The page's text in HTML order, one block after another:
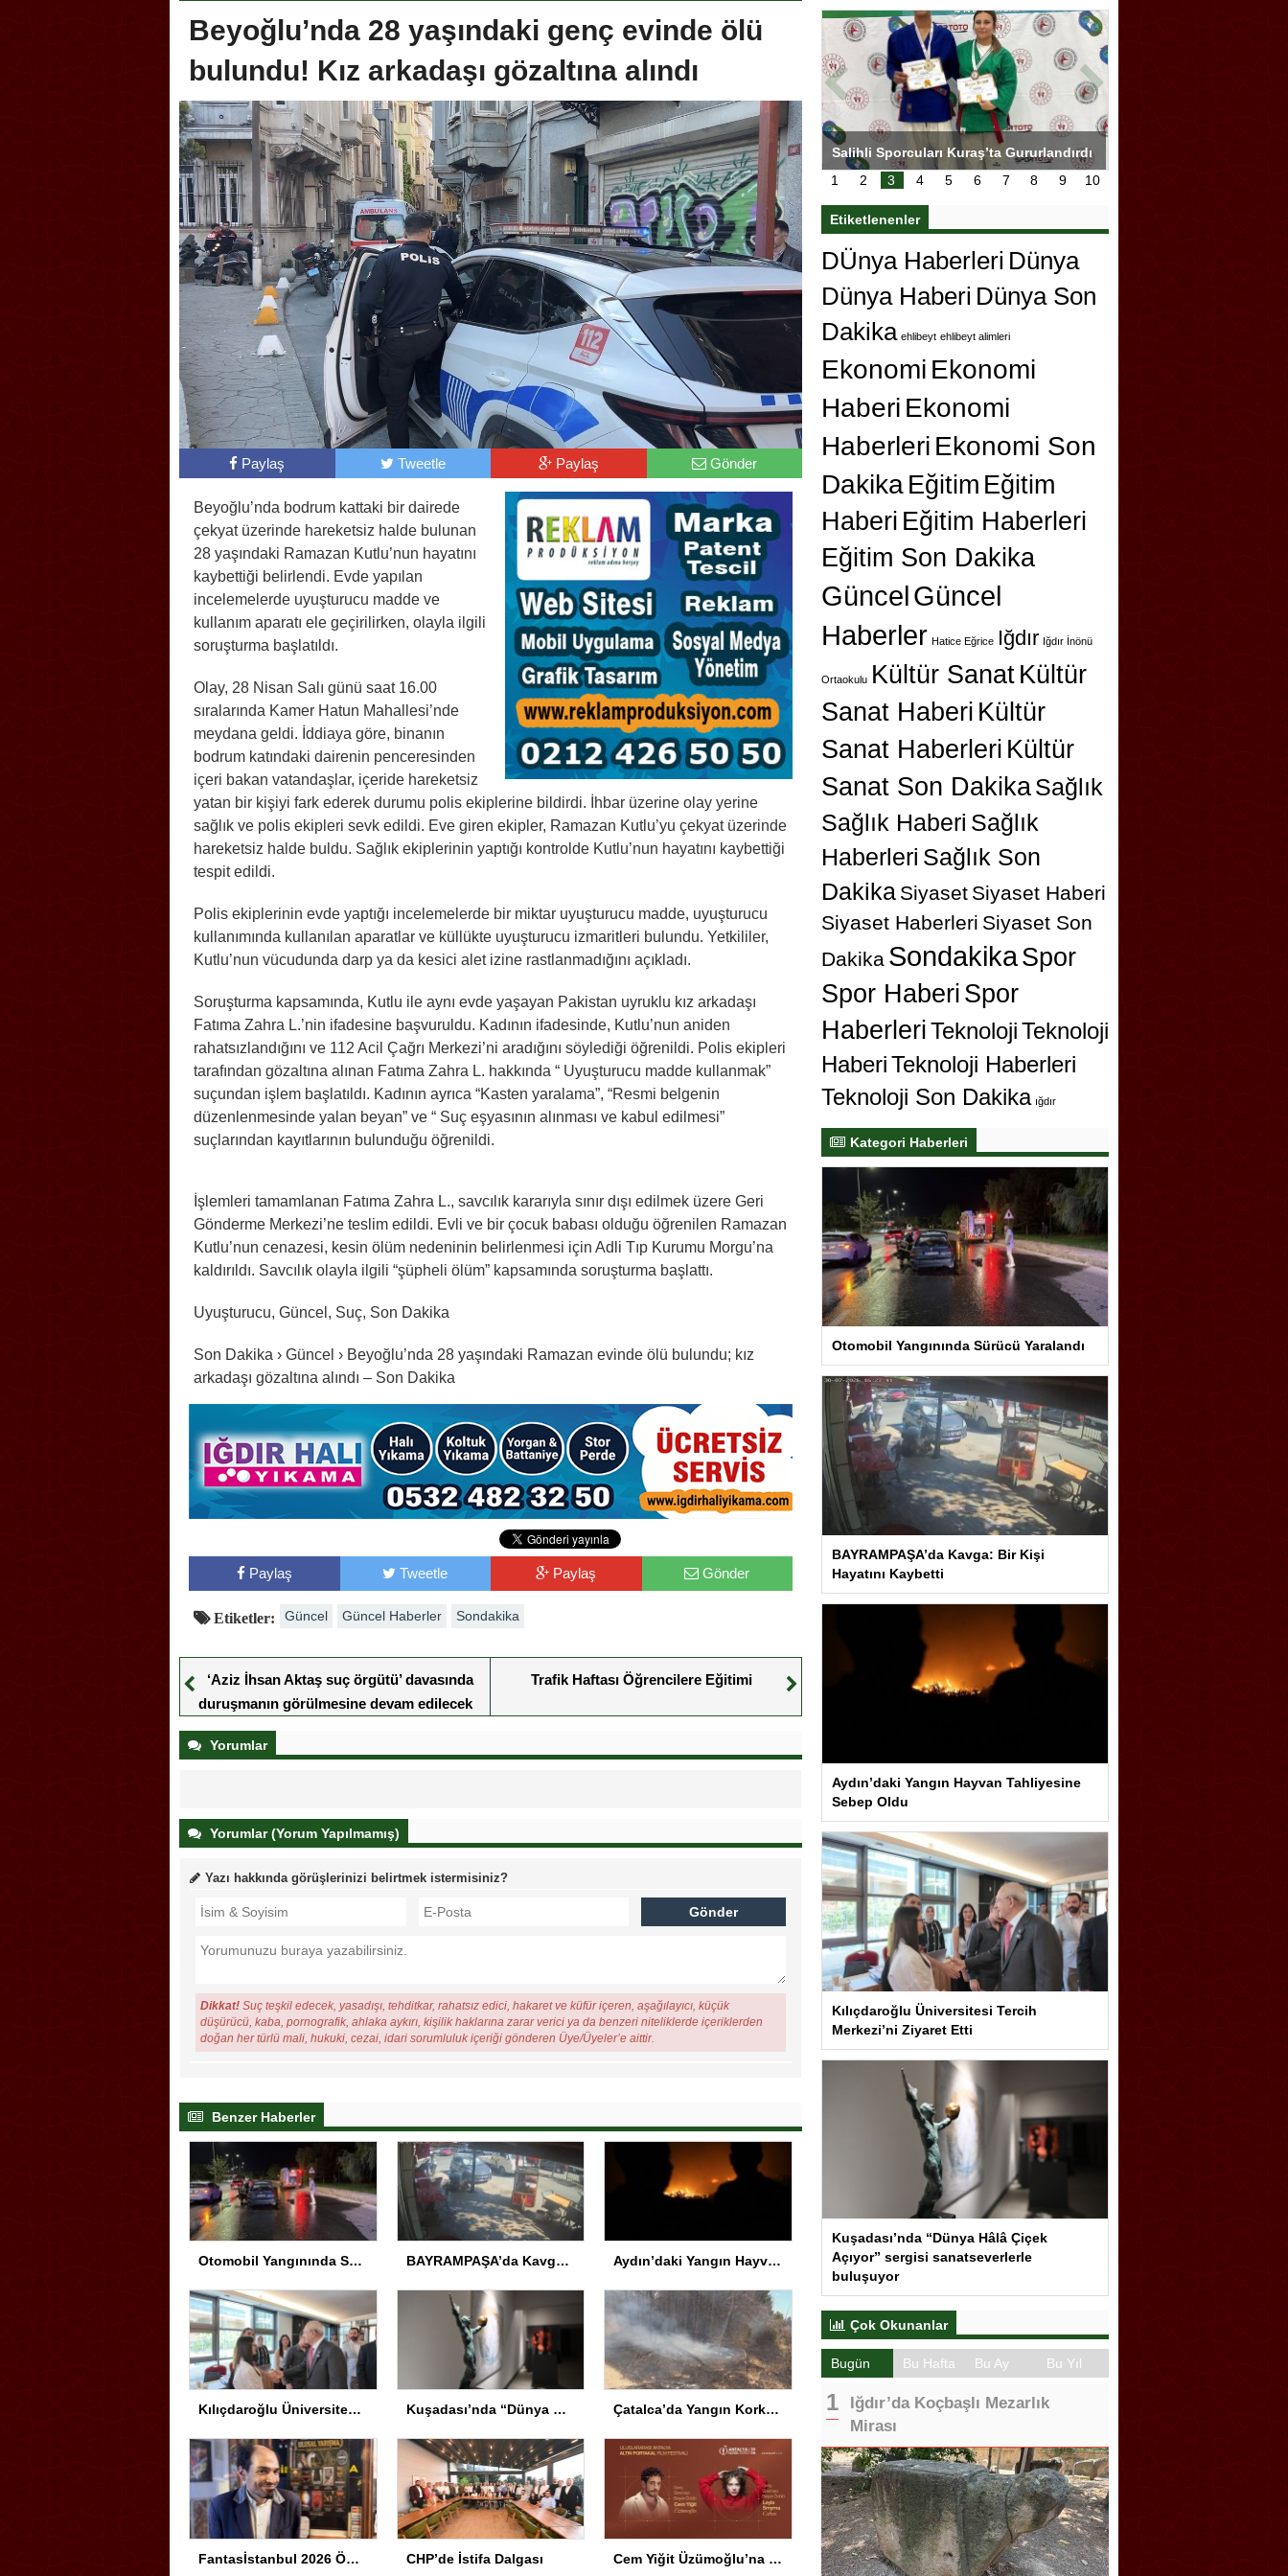
Beyoğlu’nda 28 yaşındaki genç evinde ölü
bulundu! Kız arkadaşı gözaltına alındı
Paylaş Tweetle Paylaş Gönder
Beyoğlu’nda bodrum kattaki bir dairede
çekyat üzerinde hareketsiz halde bulunan
28 yaşındaki Ramazan Kutlu’nun hayatını
kaybettiği belirlendi. Evde yapılan
incelemelerde uyuşturucu madde ve
kullanım aparatı ele geçirilirken, olayla ilgili
soruşturma başlatıldı.
Olay, 28 Nisan Salı günü saat 16.00
sıralarında Kamer Hatun Mahallesi’nde
meydana geldi. İddiaya göre, binanın
bodrum katındaki dairenin penceresinden
içeri bakan vatandaşlar, içeride hareketsiz
yatan bir kişiyi fark ederek durumu polis ekiplerine bildirdi. İhbar üzerine olay yerine
sağlık ve polis ekipleri sevk edildi. Eve giren ekipler, Ramazan Kutlu’yu çekyat üzerinde
hareketsiz halde buldu. Sağlık ekiplerinin yaptığı kontrolde Kutlu’nun hayatını kaybettiği
tespit edildi.
Polis ekiplerinin evde yaptığı incelemelerde bir miktar uyuşturucu madde, uyuşturucu
kullanımında kullanılan aparatlar ve küllükte uyuşturucu izmaritleri bulundu. Yetkililer,
Kutlu’nun vücudunda darp ya da kesici alet izine rastlanmadığını açıkladı.
Soruşturma kapsamında, Kutlu ile aynı evde yaşayan Pakistan uyruklu kız arkadaşı
Fatıma Zahra L.’nin ifadesine başvuruldu. Kadının ifadesinde, Kutlu’nun aniden
rahatsızlandığını ve 112 Acil Çağrı Merkezi’ni aradığını söylediği öğrenildi. Polis ekipleri
tarafından gözaltına alınan Fatıma Zahra L. hakkında “ Uyuşturucu madde kullanmak”
suçundan işlem başlatıldı. Kadının ayrıca “Kasten yaralama”, “Resmi belgenin
düzenlenmesinde yalan beyan” ve “ Suç eşyasının alınması ve kabul edilmesi”
suçlarından kayıtlarının bulunduğu öğrenildi.
İşlemleri tamamlanan Fatıma Zahra L., savcılık kararıyla sınır dışı edilmek üzere Geri
Gönderme Merkezi’ne teslim edildi. Evli ve bir çocuk babası olduğu öğrenilen Ramazan
Kutlu’nun cenazesi, kesin ölüm nedeninin belirlenmesi için Adli Tıp Kurumu Morgu’na
kaldırıldı. Savcılık olayla ilgili “şüpheli ölüm” kapsamında soruşturma başlattı.
Uyuşturucu, Güncel, Suç, Son Dakika
Son Dakika › Güncel › Beyoğlu’nda 28 yaşındaki Ramazan evinde ölü bulundu; kız
arkadaşı gözaltına alındı – Son Dakika
Paylaş Tweetle Paylaş Gönder
Etiketler: Güncel Güncel Haberler Sondakika
‘Aziz İhsan Aktaş suç örgütü’ davasında
duruşmanın görülmesine devam edilecek
Trafik Haftası Öğrencilere Eğitimi
Yorumlar
Yorumlar (Yorum Yapılmamış)
Yazı hakkında görüşlerinizi belirtmek istermisiniz?
Dikkat! Suç teşkil edecek, yasadışı, tehditkar, rahatsız edici, hakaret ve küfür içeren, aşağılayıcı, küçük
düşürücü, kaba, pornografik, ahlaka aykırı, kişilik haklarına zarar verici ya da benzeri niteliklerde içeriklerden
doğan her türlü mali, hukuki, cezai, idari sorumluluk içeriği gönderen Üye/Üyeler’e aittir.
Benzer Haberler
Otomobil Yangınında Sürücü Yaralandı BAYRAMPAŞA’da Kavga: Bir Kişi Hayatını Kaybetti Aydın’daki Yangın Hayvan Tahliyesine Sebep Oldu
Kılıçdaroğlu Üniversitesi Tercih Merkezi’ni Ziyaret Etti Kuşadası’nda “Dünya Hâlâ Çiçek Açıyor” sergisi sanatseverlerle buluşuyor Çatalca’da Yangın Korkuttu
Fantasİstanbul 2026 Ödül Töreni Yapıldı CHP’de İstifa Dalgası Cem Yiğit Üzümoğlu’na Genç Başarı Ödülü
Geleneksel Türk Okçuluğu
ev sahipliği yapıyor
Askerlik şakası Dünya Kupası’nı
karıştırdı! Güney Kore’den sert karar
Antrenörlüğe ”Hayır” diyen Mertens,
Galatasaray’dan bakın ne istedi
Salihli Sporcuları Kuraş’ta Gururlandırdı
1 2 3 4 5 6 7 8 9 10
Etiketlenenler
DÜnya Haberleri Dünya
Dünya Haberi Dünya Son
Dakika ehlibeyt ehlibeyt alimleri
Ekonomi Ekonomi
Haberi Ekonomi
Haberleri Ekonomi Son
Dakika Eğitim Eğitim
Haberi Eğitim Haberleri
Eğitim Son Dakika
GüncelGüncel
Haberler Hatice Eğrice Iğdır Iğdır İnönü
Ortaokulu Kültür SanatKültür
Sanat Haberi Kültür
Sanat Haberleri Kültür
Sanat Son DakikaSağlık
Sağlık Haberi Sağlık
Haberleri Sağlık Son
Dakika Siyaset Siyaset Haberi
Siyaset Haberleri Siyaset Son
Dakika SondakikaSpor
Spor Haberi Spor
HaberleriTeknolojiTeknoloji
HaberiTeknoloji Haberleri
Teknoloji Son Dakika ığdır
Kategori Haberleri
Otomobil Yangınında Sürücü Yaralandı
BAYRAMPAŞA’da Kavga: Bir Kişi
Hayatını Kaybetti
Aydın’daki Yangın Hayvan Tahliyesine
Sebep Oldu
Kılıçdaroğlu Üniversitesi Tercih
Merkezi’ni Ziyaret Etti
Kuşadası’nda “Dünya Hâlâ Çiçek
Açıyor” sergisi sanatseverlerle
buluşuyor
Çok Okunanlar
Bugün Bu Hafta Bu Ay Bu Yıl
Iğdır’da Koçbaşlı Mezarlık
Mirası